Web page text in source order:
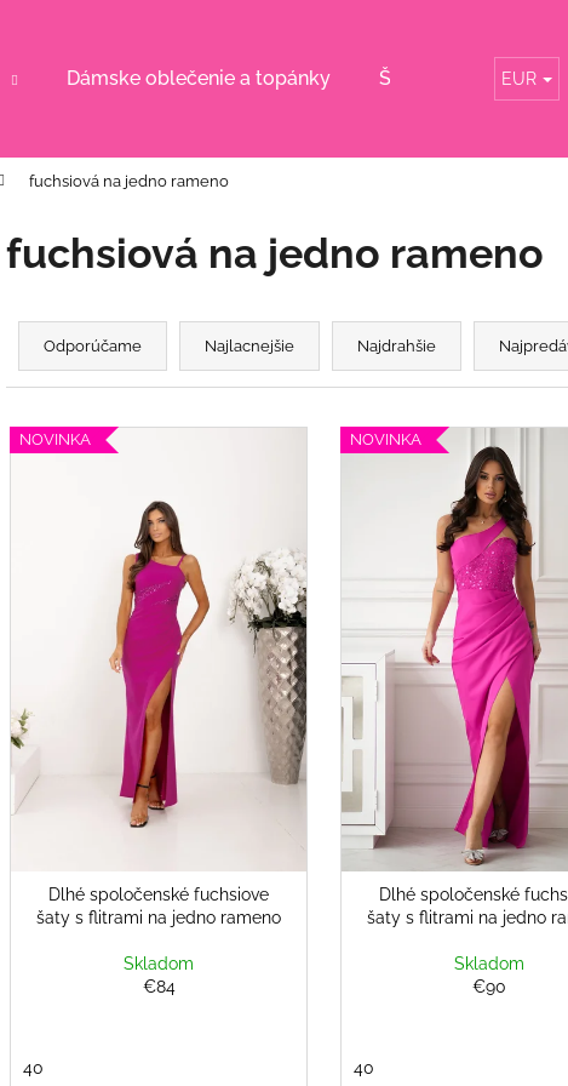
Dámske oblečenie a topánky Šaty pre svadobné
EUR
fuchsiová na jedno rameno
fuchsiová na jedno rameno
R
d
n
t
o
Odporúčame Najlacnejšie Najdrahšie
V
ý
u
k
t
o
NOVINKA
Dlhé spoločenské fuchsiove
šaty s flitrami na jedno rameno
Skladom
€84
40
NOVINKA
Dlhé spoločenské
šaty s flitrami na jedno
Skladom
€90
40
Odporúčame
KVETINOVÉ KOŠEĽOVÉ ŠATY S
€36
BORDOVÉ ŠATY
OPASKOM
€79